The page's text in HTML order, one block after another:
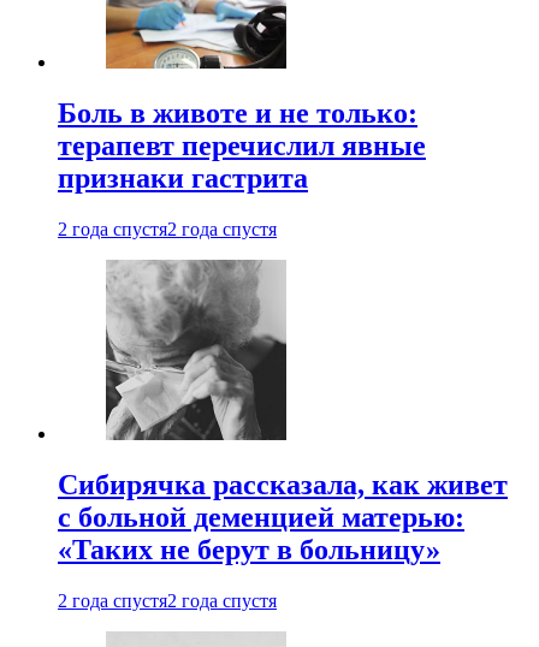
Боль в животе и не только:
терапевт перечислил явные
признаки гастрита
2 года спустя2 года спустя
Сибирячка рассказала, как живет
с больной деменцией матерью:
«Таких не берут в больницу»
2 года спустя2 года спустя